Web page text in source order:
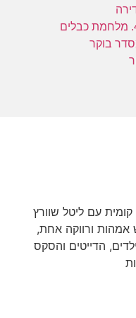
06:03 - 06:31 סדרה קומית עם ליטל שוורץ
אמהות ורווקה אחת,
הדייטים והסקס